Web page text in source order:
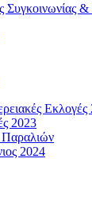
Συγκοινωνίας
Εκλογές
2023
2024